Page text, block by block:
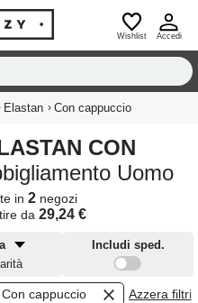
Wishlist Accedi
Elastan › Con cappuccio
Uomo
in 2 negozi
da 29,24 €
Includi sped.
Con cappuccio Azzera filtri